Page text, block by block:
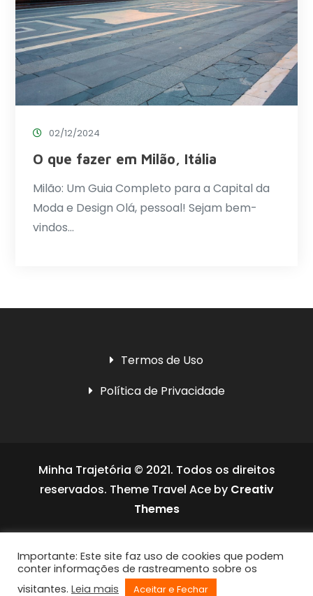
02/12/2024
O que fazer em Milão, Itália
Milão: Um Guia Completo para a Capital da
Moda e Design Olá, pessoal! Sejam bem-
vindos…
Termos de Uso
Política de Privacidade
Minha Trajetória © 2021. Todos os direitos
reservados. Theme Travel Ace by Creativ
Themes
Importante: Este site faz uso de cookies que podem
conter informações de rastreamento sobre os
visitantes. Leia mais Aceitar e Fechar
UltimatelySocial